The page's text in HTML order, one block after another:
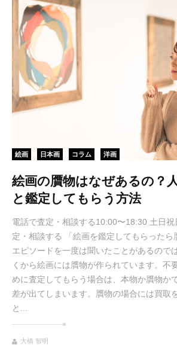
絵画 日本画 コラム 洋画
絵画の贋物はなぜあるの？
と鑑定してもらう方法
電話で査定・相談する10:00〜18:30 土日
定・相談する 「絵画を鑑定してもらったら
エピソードを一度は聞いたことがあるので
くから絵画には贋物が作られています。不
めに査定してもらう場合は、本物か贋物か
差が出てしまいます。贋物の場合には買取
と...
大橋 智明